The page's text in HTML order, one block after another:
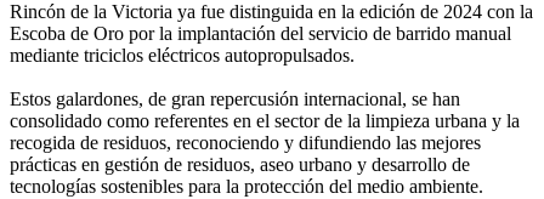
Rincón de la Victoria ya fue distinguida en la edición de 2024 con la
Escoba de Oro por la implantación del servicio de barrido manual
mediante triciclos eléctricos autopropulsados.
Estos galardones, de gran repercusión internacional, se han
consolidado como referentes en el sector de la limpieza urbana y la
recogida de residuos, reconociendo y difundiendo las mejores
prácticas en gestión de residuos, aseo urbano y desarrollo de
tecnologías sostenibles para la protección del medio ambiente.